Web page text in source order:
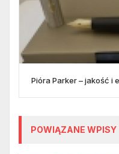
Pióra Parker – jakość i
POWIĄZANE WPISY